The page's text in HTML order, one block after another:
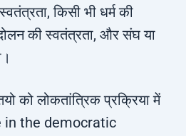
किसी भी धर्म की
की स्वतंत्रता, और संघ या
को लोकतांत्रिक प्रक्रिया में
in the democratic